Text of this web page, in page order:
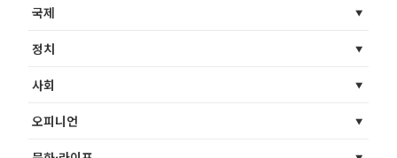
국제
정치
사회
오피니언